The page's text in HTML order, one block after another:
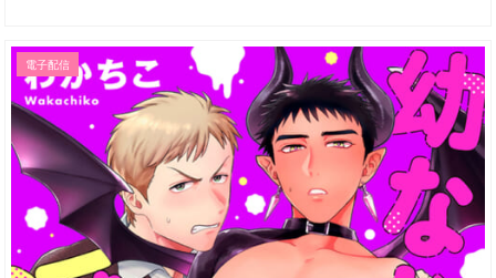
電子配信